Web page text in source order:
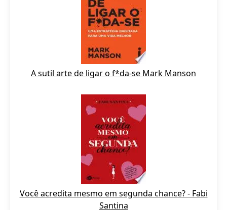
A sutil arte de ligar o f*da-se Mark Manson
Você acredita mesmo em segunda chance? - Fabi
Santina